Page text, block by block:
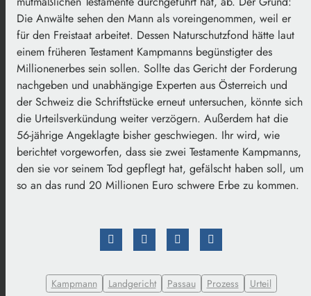
Die Anwälte sehen den Mann als voreingenommen, weil er
für den Freistaat arbeitet. Dessen Naturschutzfond hätte laut
einem früheren Testament Kampmanns begünstigter des
Millionenerbes sein sollen. Sollte das Gericht der Forderung
nachgeben und unabhängige Experten aus Österreich und
der Schweiz die Schriftstücke erneut untersuchen, könnte sich
die Urteilsverkündung weiter verzögern. Außerdem hat die
56-jährige Angeklagte bisher geschwiegen. Ihr wird, wie
berichtet vorgeworfen, dass sie zwei Testamente Kampmanns,
den sie vor seinem Tod gepflegt hat, gefälscht haben soll, um
so an das rund 20 Millionen Euro schwere Erbe zu kommen.
Kampmann Landgericht Passau Prozess Urteil